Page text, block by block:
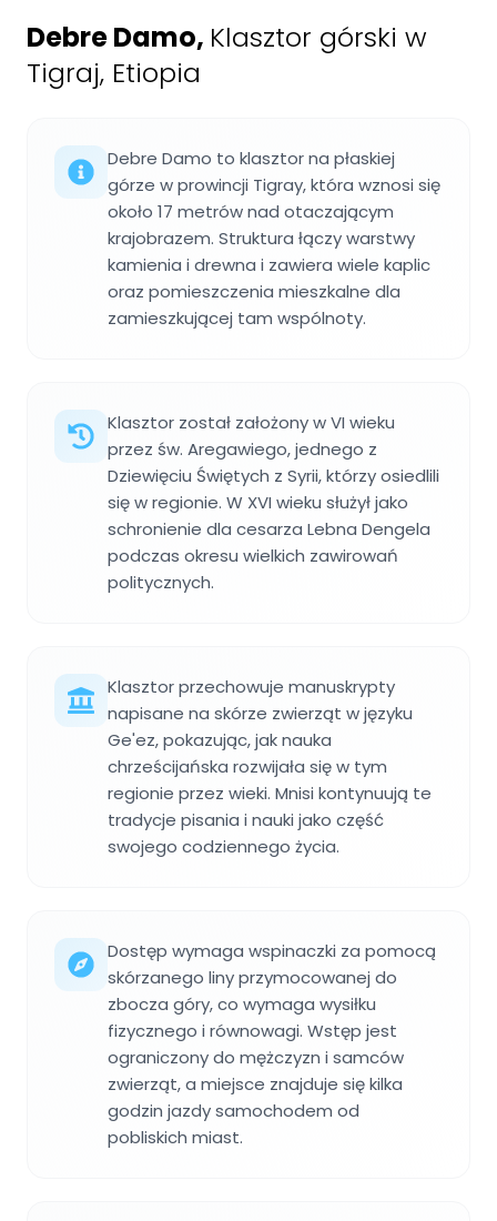
Debre Damo, Klasztor górski w
Tigraj, Etiopia
Debre Damo to klasztor na płaskiej
górze w prowincji Tigray, która wznosi się
około 17 metrów nad otaczającym
krajobrazem. Struktura łączy warstwy
kamienia i drewna i zawiera wiele kaplic
oraz pomieszczenia mieszkalne dla
zamieszkującej tam wspólnoty.
Klasztor został założony w VI wieku
przez św. Aregawiego, jednego z
Dziewięciu Świętych z Syrii, którzy osiedlili
się w regionie. W XVI wieku służył jako
schronienie dla cesarza Lebna Dengela
podczas okresu wielkich zawirowań
politycznych.
Klasztor przechowuje manuskrypty
napisane na skórze zwierząt w języku
Ge'ez, pokazując, jak nauka
chrześcijańska rozwijała się w tym
regionie przez wieki. Mnisi kontynuują te
tradycje pisania i nauki jako część
swojego codziennego życia.
Dostęp wymaga wspinaczki za pomocą
skórzanego liny przymocowanej do
zbocza góry, co wymaga wysiłku
fizycznego i równowagi. Wstęp jest
ograniczony do mężczyzn i samców
zwierząt, a miejsce znajduje się kilka
godzin jazdy samochodem od
pobliskich miast.